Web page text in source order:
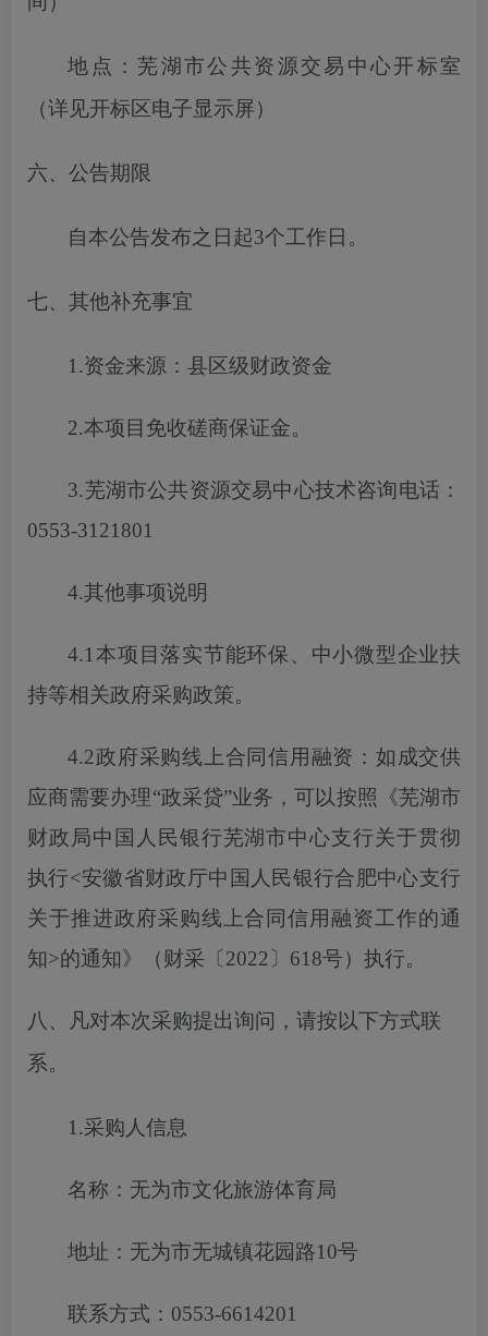
地点：芜湖市公共资源交易中心开标室
（详见开标区电子显示屏）
六、公告期限
自本公告发布之日起3个工作日。
七、其他补充事宜
1.资金来源 ：县区级财政资金
2.本项目免收磋商保证金。
3.芜湖市公共资源交易中心技术咨询电话：
0553-3121801
4.其他事项说明
4.1本项目落实节能环保、中小微型企业扶
持等相关政府采购政策。
4.2政府采购线上合同信用融资：如成交供
应商需要办理“政采贷”业务，可以按照《芜湖市
财政局中国人民银行芜湖市中心支行关于贯彻
执行<安徽省财政厅中国人民银行合肥中心支行
关于推进政府采购线上合同信用融资工作的通
知>的通知》（财采〔2022〕618号）执行。
八、凡对本次采购提出询问，请按以下方式联
系。
1.采购人信息
名称：无为市文化旅游体育局
地址：无为市无城镇花园路10号
联系方式：0553-6614201